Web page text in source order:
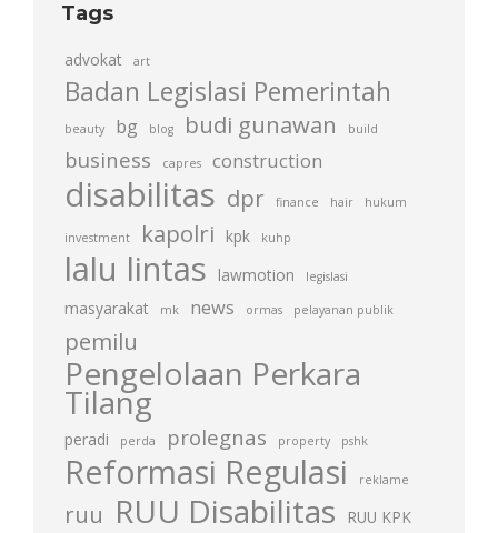
Tags
advokat art
Badan Legislasi Pemerintah
beauty bg blog budi gunawan build
business capres construction
disabilitas dpr finance hair hukum
investment kapolri kpk kuhp
lalu lintas lawmotion legislasi
masyarakat mk news ormas pelayanan publik
pemilu
Pengelolaan Perkara
Tilang
peradi perda prolegnas property pshk
Reformasi Regulasi reklame
ruu RUU Disabilitas RUU KPK